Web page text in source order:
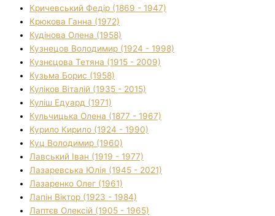
Кричевський Федір (1869 - 1947)
Крюкова Ганна (1972)
Кудінова Олена (1958)
Кузнецов Володимир (1924 - 1998)
Кузнєцова Тетяна (1915 - 2009)
Кузьма Борис (1958)
Куліков Віталій (1935 - 2015)
Куліш Едуард (1971)
Кульчицька Олена (1877 - 1967)
Курило Кирило (1924 - 1990)
Куц Володимир (1960)
Лавський Іван (1919 - 1977)
Лазаревська Юлія (1945 - 2021)
Лазаренко Олег (1961)
Лапін Віктор (1923 - 1984)
Лаптєв Олексій (1905 - 1965)